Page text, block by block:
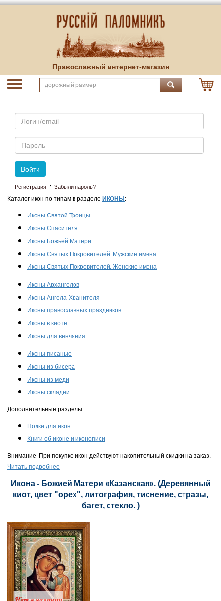
Православный интернет-магазин
Email
Пароль
Войти
Регистрация · Забыли пароль?
Каталог икон по типам в разделе ИКОНЫ :
Иконы Святой Троицы
Иконы Спасителя
Иконы Божьей Матери
Иконы Святых Покровителей. Мужские имена
Иконы Святых Покровителей. Женские имена
Иконы Архангелов
Иконы Ангела-Хранителя
Иконы православных праздников
Иконы в киоте
Иконы для венчания
Иконы писаные
Иконы из бисера
Иконы из меди
Иконы складни
Дополнительные разделы
Полки для икон
Книги об иконе и иконописи
Внимание! При покупке икон действуют накопительный скидки на заказ.
Читать подробнее
Икона - Божией Матери «Казанская». (Деревянный
киот, цвет "орех", литография, тиснение, стразы,
багет, стекло. )